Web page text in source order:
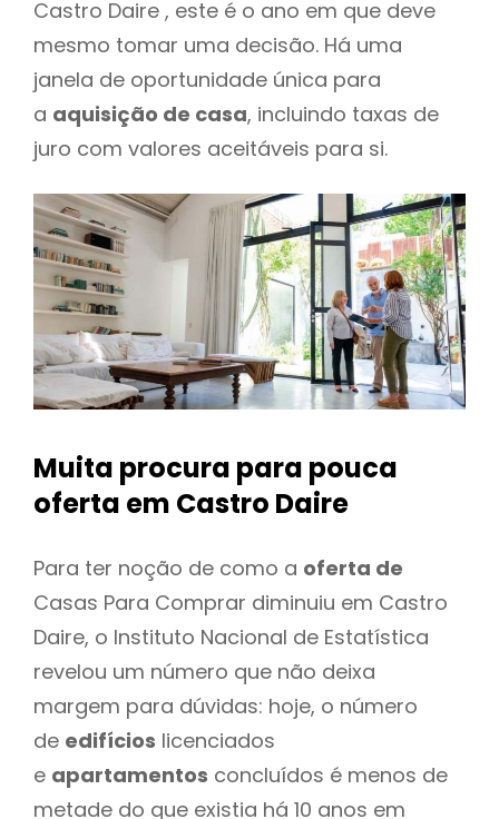
Castro Daire , este é o ano em que deve
mesmo tomar uma decisão. Há uma
janela de oportunidade única para
a aquisição de casa, incluindo taxas de
juro com valores aceitáveis para si.
Muita procura para pouca
oferta em Castro Daire
Para ter noção de como a oferta de
Casas Para Comprar diminuiu em Castro
Daire, o Instituto Nacional de Estatística
revelou um número que não deixa
margem para dúvidas: hoje, o número
de edifícios licenciados
e apartamentos concluídos é menos de
metade do que existia há 10 anos em